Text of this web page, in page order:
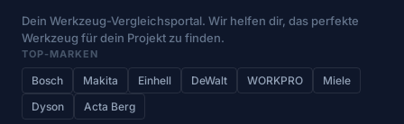
Dein Werkzeug-Vergleichsportal. Wir helfen dir, das perfekte
Werkzeug für dein Projekt zu finden.
TOP-MARKEN
Bosch Makita Einhell DeWalt WORKPRO
Miele
Dyson
Acta Berg